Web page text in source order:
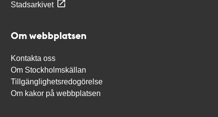
Stadsarkivet
Om webbplatsen
Kontakta oss
Om Stockholmskällan
Tillgänglighetsredogörelse
Om kakor på webbplatsen